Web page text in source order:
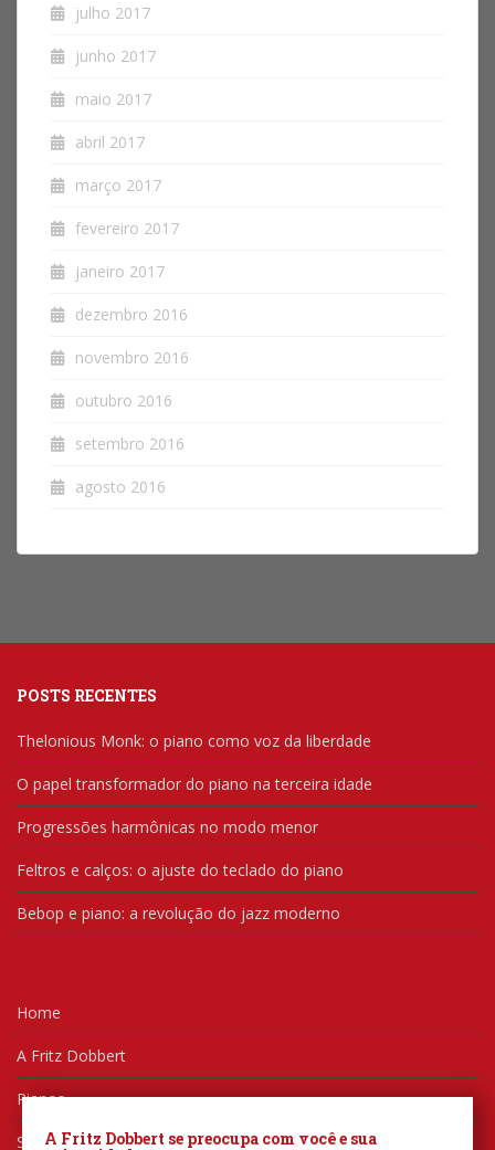
julho 2017
junho 2017
maio 2017
abril 2017
março 2017
fevereiro 2017
janeiro 2017
dezembro 2016
novembro 2016
outubro 2016
setembro 2016
agosto 2016
POSTS RECENTES
Thelonious Monk: o piano como voz da liberdade
O papel transformador do piano na terceira idade
Progressões harmônicas no modo menor
Feltros e calços: o ajuste do teclado do piano
Bebop e piano: a revolução do jazz moderno
Home
A Fritz Dobbert
Pianos
ServiçosA Fritz Dobbert se preocupa com você e sua